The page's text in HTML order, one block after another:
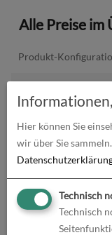
Alle Preise im
Produkt-
Gesamtbetrag (netto)
zzgl. 19% MwSt.
Hier können Sie
wir über Sie sammeln.
Technisch
Technisch